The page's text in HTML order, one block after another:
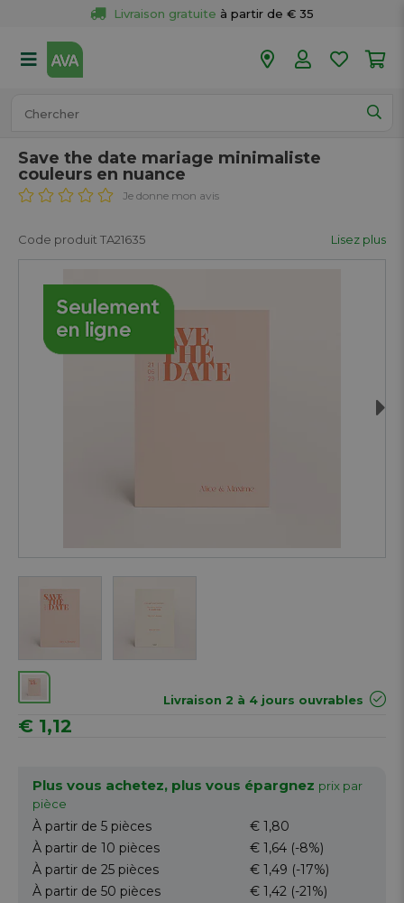
Livraison gratuite à partir de € 35
50 magasins
Save the date mariage minimaliste
couleurs en nuance
Je donne mon avis
Code produit TA21635 Lisez plus
Livraison 2 à 4 jours ouvrables
€ 1,12
Plus vous achetez, plus vous épargnez prix par
pièce
À partir de 5 pièces
€ 1,80
À partir de 10 pièces € 1,64 (-8%)
À partir de 25 pièces € 1,49 (-17%)
À partir de 50 pièces € 1,42 (-21%)